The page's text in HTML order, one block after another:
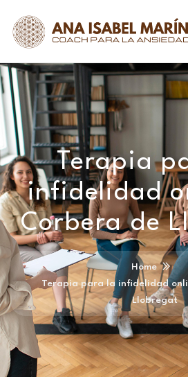
Terapia
infidelidad
Corbera de
Home
Terapia para la infidelidad
Llobregat